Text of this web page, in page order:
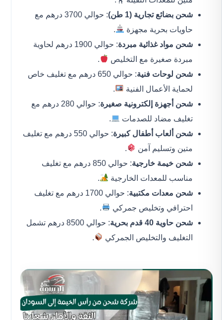
شحن بضائع تجارية (1 طن)
: حوالي 3700 درهم مع
حاويات بحرية مجهزة
.
شحن مواد غذائية مبردة
: حوالي 1900 درهم لحاوية
مبردة صغيرة مع التخليص
.
شحن لوحات فنية
: حوالي 650 درهم مع تغليف خاص
لحماية الأعمال الفنية
.
شحن أجهزة إلكترونية صغيرة
: حوالي 280 درهم مع
تغليف مضاد للصدمات
.
شحن ألعاب أطفال كبيرة
: حوالي 550 درهم مع تغليف
متين وتسليم آمن
.
شحن خيمة خارجية
: حوالي 850 درهم مع تغليف
مناسب للمعدات الخارجية
.
شحن معدات مكتبية
: حوالي 1700 درهم مع تغليف
احترافي وتخليص جمركي
.
شحن حاوية 40 قدم بحرية
: حوالي 8500 درهم تشمل
التغليف والتخليص الجمركي
.